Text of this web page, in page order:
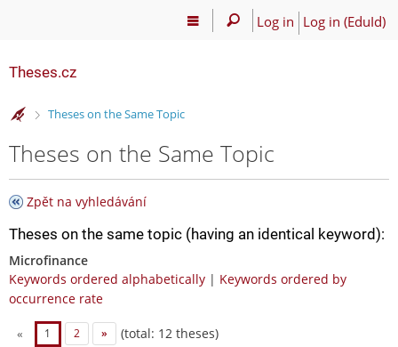
Log in Log in (EduId)
Theses.cz
>
Theses on the Same Topic
Theses on the Same Topic
Zpět na vyhledávání
Theses on the same topic (having an identical keyword):
Microfinance
Keywords ordered alphabetically | Keywords ordered by
occurrence rate
« 1 2 » (total: 12 theses)